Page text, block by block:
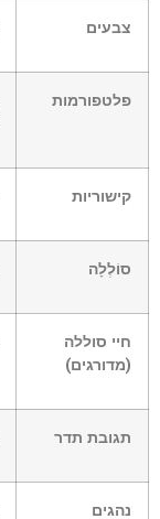
צבעים
פלטפורמות
קישוריות
סוֹלְלָה
חיי סוללה
(מדורגים)
תגובת תדר
נהגים